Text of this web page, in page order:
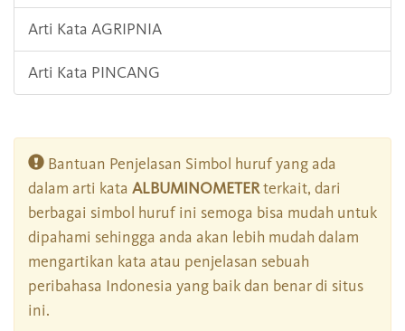
Arti Kata AGRIPNIA
Arti Kata PINCANG
Bantuan Penjelasan Simbol huruf yang ada
dalam arti kata ALBUMINOMETERterkait, dari
berbagai simbol huruf ini semoga bisa mudah untuk
dipahami sehingga anda akan lebih mudah dalam
mengartikan kata atau penjelasan sebuah
peribahasa Indonesia yang baik dan benar di situs
ini.